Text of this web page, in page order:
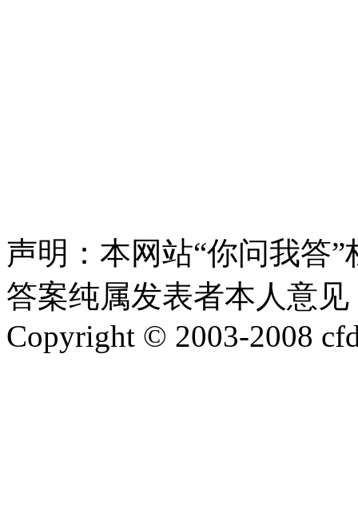
声明：本网站“你问我答
答案纯属发表者本人意
Copyright © 2003-2008